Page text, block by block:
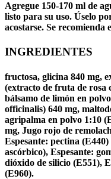
Agregue 150-170 ml de
listo para su uso. Úselo
acostarse. Se recomienda
INGREDIENTES
fructosa, glicina 840 mg,
(extracto de fruta de rosa
bálsamo de limón en
officinalis) 640 mg,
agripalma en polvo 1:10
mg, Jugo rojo de
Espesante: pectina
ascórbico), Espesante:
dióxido de silicio (E551),
(E960).